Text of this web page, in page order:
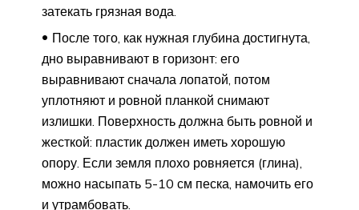
затекать грязная вода.
После того, как нужная глубина достигнута,
дно выравнивают в горизонт: его
выравнивают сначала лопатой, потом
уплотняют и ровной планкой снимают
излишки. Поверхность должна быть ровной и
жесткой: пластик должен иметь хорошую
опору. Если земля плохо ровняется (глина),
можно насыпать 5-10 см песка, намочить его
и утрамбовать.